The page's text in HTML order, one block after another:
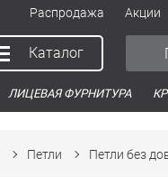
Распродажа Акции
Каталог
ЛИЦЕВАЯ ФУРНИТУРА
Петли Петли без